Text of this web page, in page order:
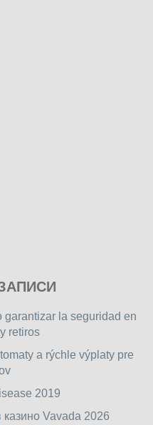
la seguridad en
retiros
a rýchle výplaty pre
2019
Vavada 2026